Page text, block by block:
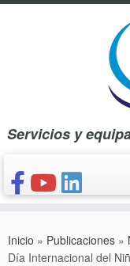
Saltar
Servicios y
CONÓCENOS
Inicio » Publicaciones »
Día Internacional del